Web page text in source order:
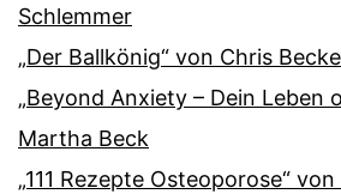
Schlemmer
„Der Ballkönig“ von Chris
„Beyond Anxiety – Dein Leben
Martha Beck
„111 Rezepte Osteoporose“